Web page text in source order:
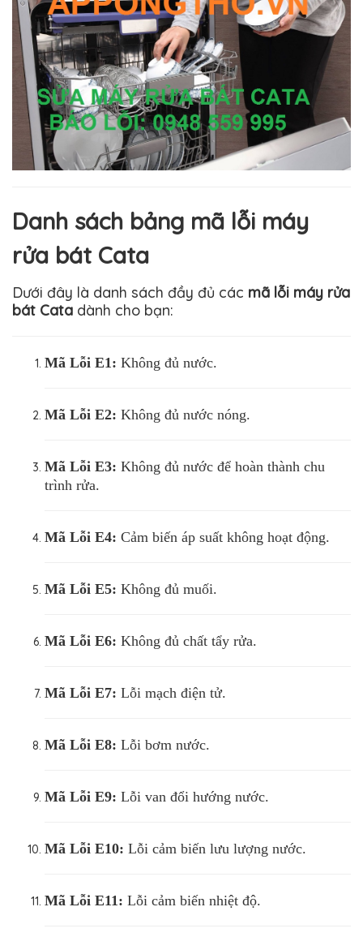
Danh sách bảng mã lỗi máy
rửa bát Cata
Dưới đây là danh sách đầy đủ các mã lỗi máy rửa
bát Cata dành cho bạn:
Mã Lỗi E1: Không đủ nước.
Mã Lỗi E2: Không đủ nước nóng.
Mã Lỗi E3: Không đủ nước để hoàn thành chu
trình rửa.
Mã Lỗi E4: Cảm biến áp suất không hoạt động.
Mã Lỗi E5: Không đủ muối.
Mã Lỗi E6: Không đủ chất tẩy rửa.
Mã Lỗi E7: Lỗi mạch điện tử.
Mã Lỗi E8: Lỗi bơm nước.
Mã Lỗi E9: Lỗi van đổi hướng nước.
Mã Lỗi E10: Lỗi cảm biến lưu lượng nước.
Mã Lỗi E11: Lỗi cảm biến nhiệt độ.